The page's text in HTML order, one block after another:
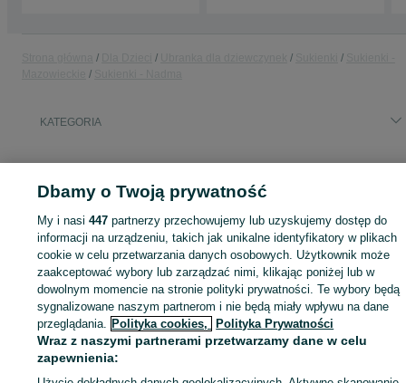
KATEGORIA
Zaloguj się lub załóż konto na OLX, aby skontaktować się z
sprzedającym
Zaloguj się / Załóż konto
Zadzwoń / SMS Wyślij wiadomość
Dbamy o Twoją prywatność
My i nasi447 partnerzy przechowujemy lub uzyskujemy dostęp do
informacji na urządzeniu, takich jak unikalne identyfikatory w plikach
cookie w celu przetwarzania danych osobowych. Użytkownik może
zaakceptować wybory lub zarządzać nimi, klikając poniżej lub w
dowolnym momencie na stronie polityki prywatności. Te wybory będą
sygnalizowane naszym partnerom i nie będą miały wpływu na dane
przeglądania. Polityka cookies, Polityka Prywatności
Wraz z naszymi partnerami przetwarzamy dane w celu
zapewnienia: